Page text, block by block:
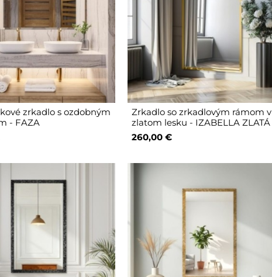
zrkadlo s ozdobným
- FAZA
Zrkadlo so zrkadlovým rámom v
zlatom lesku - IZABELLA ZLATÁ
260,00 €